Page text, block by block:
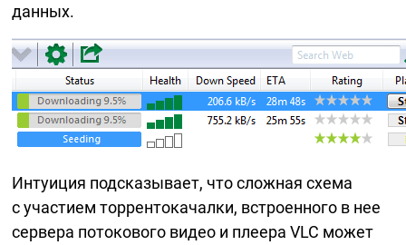
данных.
Интуиция подсказывает, что сложная схема
с участием торрентокачалки, встроенного в нее
сервера потокового видео и плеера VLC может